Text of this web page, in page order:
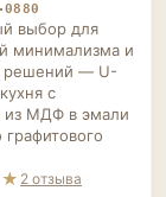
выбор для
минимализма и
решений — U-
с
из МДФ в эмали
графитового
2 отзыва